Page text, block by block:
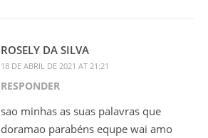
ROSELY DA SILVA
18 DE ABRIL DE 2021 AT 21:21
RESPONDER
sao minhas as suas palavras que
doramao parabéns equpe wai amo